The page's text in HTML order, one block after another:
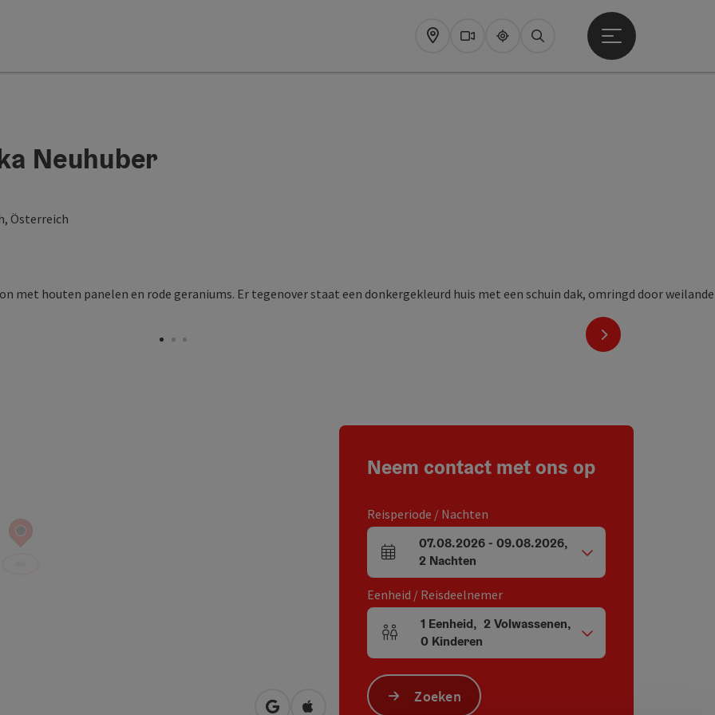
Map WebcamsUpperguide
Zoeken
Startmenu openen
Neuhuber
Österreich
nächstes Element
Neem contact met ons op
Reisperiode / Nachten
Velden voor aankomst en vertrek
07.08.2026- 09.08.2026,
2 Nachten
Eenheid / Reisdeelnemer
Aantal eenheden en persoonsvelden
1 Eenheid, 2 Volwassenen,
0 Kinderen
Zoeken